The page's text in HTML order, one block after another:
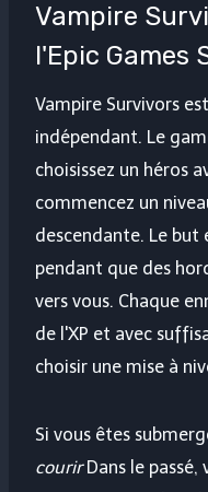
Vampire
l'Epic Games
Vampire Survivors
indépendant. Le
choisissez un héros
commencez un
descendante. Le
pendant que des
vers vous. Chaque
de l'XP et avec
choisir une mise à
Si vous êtes
courir Dans le